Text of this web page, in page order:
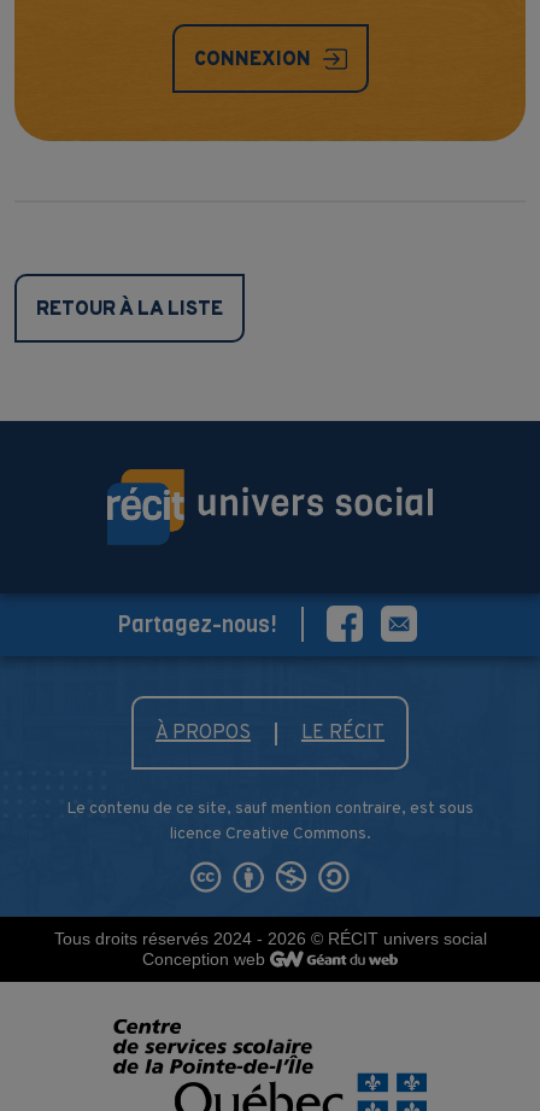
CONNEXION
RETOUR À LA LISTE
À PROPOS LE RÉCIT
Le contenu de ce site, sauf mention contraire, est sous
licence Creative Commons.
Partagez-nous!
Tous droits réservés 2024 - 2026 © RÉCIT univers social
Conception web